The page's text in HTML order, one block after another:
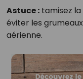
Astuce :tamisez la
éviter les
aérienne.